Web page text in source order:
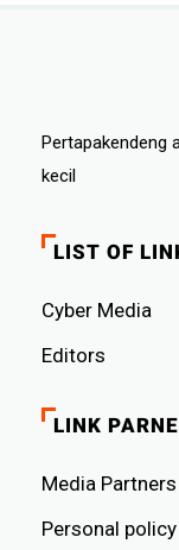
Pertapakendeng
kecil
LIST OF
Cyber ​​Media
Editors
LINK
Media Partners
Personal policy